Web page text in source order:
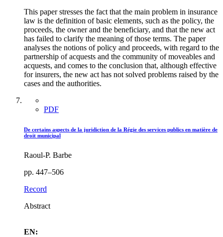
This paper stresses the fact that the main problem in insurance
law is the definition of basic elements, such as the policy, the
proceeds, the owner and the beneficiary, and that the new act
has failed to clarify the meaning of those terms. The paper
analyses the notions of policy and proceeds, with regard to the
partnership of acquests and the community of moveables and
acquests, and comes to the conclusion that, although effective
for insurers, the new act has not solved problems raised by the
cases and the authorities.
PDF
De certains aspects de la juridiction de la Régie des services publics en matière de
droit municipal
Raoul-P. Barbe
pp. 447–506
Record
Abstract
EN: